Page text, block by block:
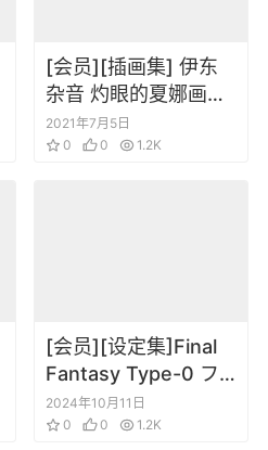
[会员][插画集] 伊东
杂音 灼眼的夏娜画集1
红莲
2021年7月5日
0
0 1.2K
[会员][设定集]Final
Fantasy Type-0 フ
ァイナルファンタジ
ー零式 公式設定資料
2024年10月11日
0
0 1.2K